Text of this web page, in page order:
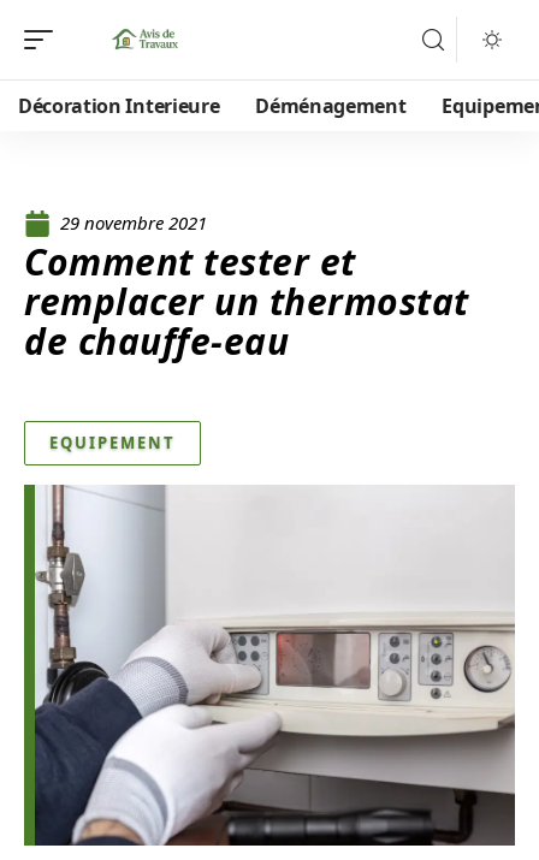
Décoration Interieure Déménagement
29 novembre 2021
Comment tester et
remplacer un thermostat
de chauffe-eau
EQUIPEMENT